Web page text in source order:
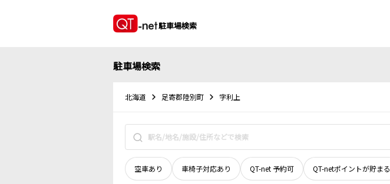
駐車場検索
駐車場検索
北海道 足寄郡陸別町 字利上
空車あり 車椅子対応あり QT-net 予約可 QT-netポイントが貯まる